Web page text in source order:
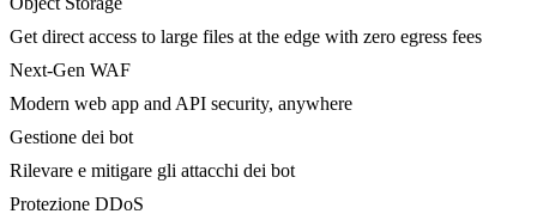
Get direct access to large files at the edge with zero egress fees
Next-Gen WAF
Modern web app and API security, anywhere
Gestione dei bot
Rilevare e mitigare gli attacchi dei bot
Protezione DDoS